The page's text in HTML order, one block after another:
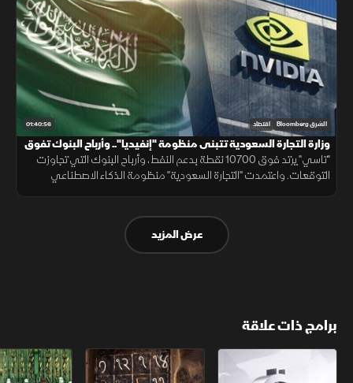
01:40:56 الشرق Bloomberg اقتصاد
وزارة التجارة السعودية تتبنى منظومة "إنفيديا".. وأرباح البنوك تفوق
التوقعات
"تاسي" يرتد فوق 10700 نقطة بدعم النفط، وأرباح البنوك التي تجاوزت
التوقعات. واعتمدت "التجارة السعودية" منظومة الذكاء الاصطناعي
عرض المزيد
برامج ذات علاقة
الأسواق الأميركية ملحمة الأرقام سلاسل